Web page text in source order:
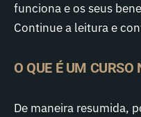
funciona e os seus
Continue a leitura e
O QUE É UM CURSO
De maneira resumida,